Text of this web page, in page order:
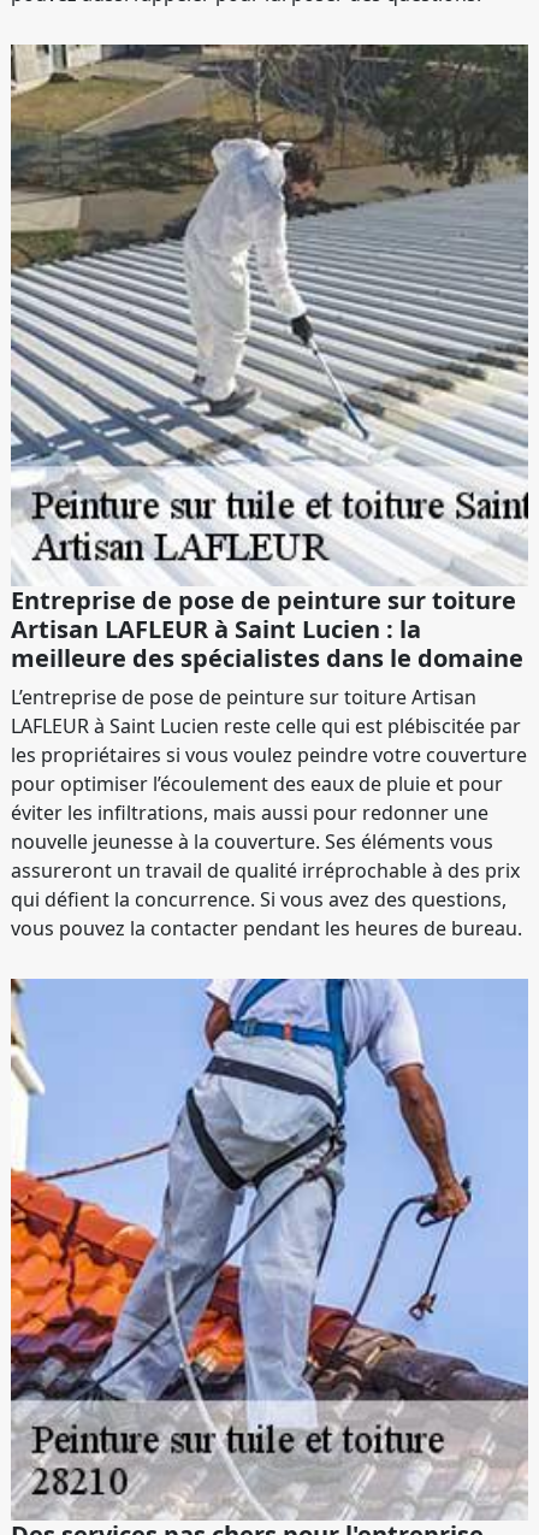
Entreprise de pose de peinture sur toiture
Artisan LAFLEUR à Saint Lucien : la
meilleure des spécialistes dans le domaine
L’entreprise de pose de peinture sur toiture Artisan
LAFLEUR à Saint Lucien reste celle qui est plébiscitée par
les propriétaires si vous voulez peindre votre couverture
pour optimiser l’écoulement des eaux de pluie et pour
éviter les infiltrations, mais aussi pour redonner une
nouvelle jeunesse à la couverture. Ses éléments vous
assureront un travail de qualité irréprochable à des prix
qui défient la concurrence. Si vous avez des questions,
vous pouvez la contacter pendant les heures de bureau.